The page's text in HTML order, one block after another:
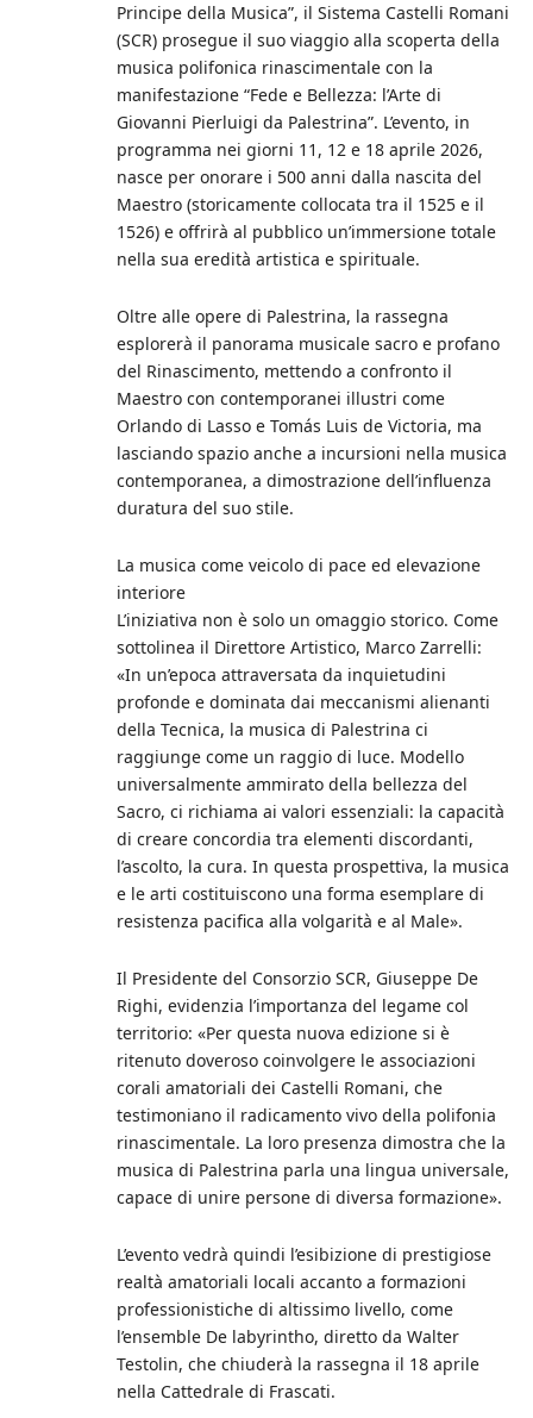
Principe della Musica”, il Sistema Castelli Romani
(SCR) prosegue il suo viaggio alla scoperta della
musica polifonica rinascimentale con la
manifestazione “Fede e Bellezza: l’Arte di
Giovanni Pierluigi da Palestrina”. L’evento, in
programma nei giorni 11, 12 e 18 aprile 2026,
nasce per onorare i 500 anni dalla nascita del
Maestro (storicamente collocata tra il 1525 e il
1526) e offrirà al pubblico un’immersione totale
nella sua eredità artistica e spirituale.
Oltre alle opere di Palestrina, la rassegna
esplorerà il panorama musicale sacro e profano
del Rinascimento, mettendo a confronto il
Maestro con contemporanei illustri come
Orlando di Lasso e Tomás Luis de Victoria, ma
lasciando spazio anche a incursioni nella musica
contemporanea, a dimostrazione dell’influenza
duratura del suo stile.
La musica come veicolo di pace ed elevazione
interiore
L’iniziativa non è solo un omaggio storico. Come
sottolinea il Direttore Artistico, Marco Zarrelli:
«In un’epoca attraversata da inquietudini
profonde e dominata dai meccanismi alienanti
della Tecnica, la musica di Palestrina ci
raggiunge come un raggio di luce. Modello
universalmente ammirato della bellezza del
Sacro, ci richiama ai valori essenziali: la capacità
di creare concordia tra elementi discordanti,
l’ascolto, la cura. In questa prospettiva, la musica
e le arti costituiscono una forma esemplare di
resistenza pacifica alla volgarità e al Male».
Il Presidente del Consorzio SCR, Giuseppe De
Righi, evidenzia l’importanza del legame col
territorio: «Per questa nuova edizione si è
ritenuto doveroso coinvolgere le associazioni
corali amatoriali dei Castelli Romani, che
testimoniano il radicamento vivo della polifonia
rinascimentale. La loro presenza dimostra che la
musica di Palestrina parla una lingua universale,
capace di unire persone di diversa formazione».
L’evento vedrà quindi l’esibizione di prestigiose
realtà amatoriali locali accanto a formazioni
professionistiche di altissimo livello, come
l’ensemble De labyrintho, diretto da Walter
Testolin, che chiuderà la rassegna il 18 aprile
nella Cattedrale di Frascati.